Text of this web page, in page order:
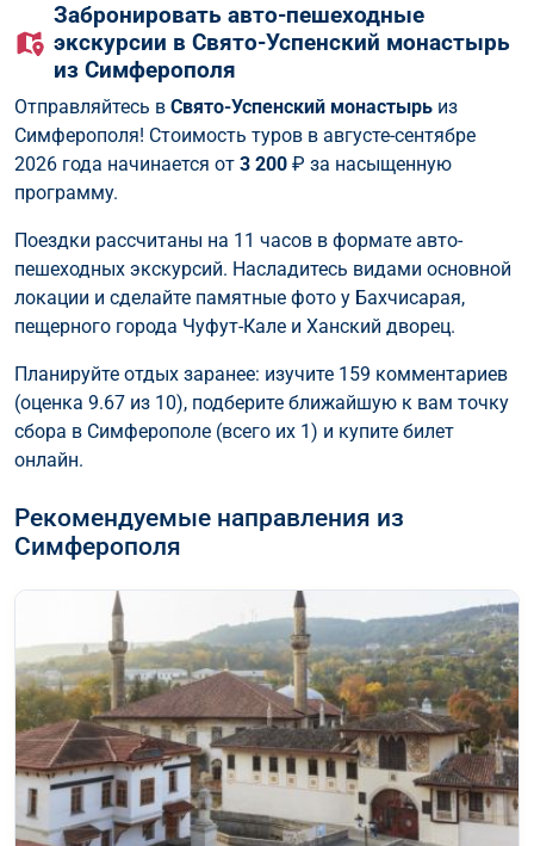
Забронировать авто-пешеходные
экскурсии в Свято-Успенский монастырь
из Симферополя
Отправляйтесь в Свято-Успенский монастырь из
Симферополя! Стоимость туров в августе-сентябре
2026 года начинается от 3 200 ₽ за насыщенную
программу.
Поездки рассчитаны на 11 часов в формате авто-
пешеходных экскурсий. Насладитесь видами основной
локации и сделайте памятные фото у Бахчисарая,
пещерного города Чуфут-Кале и Ханский дворец.
Планируйте отдых заранее: изучите 159 комментариев
(оценка 9.67 из 10), подберите ближайшую к вам точку
сбора в Симферополе (всего их 1) и купите билет
онлайн.
Рекомендуемые направления из
Симферополя